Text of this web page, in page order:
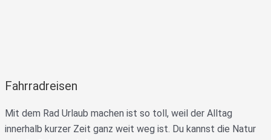
Fahrradreisen
Mit dem Rad Urlaub machen ist so toll, weil der Alltag
innerhalb kurzer Zeit ganz weit weg ist. Du kannst die Natur